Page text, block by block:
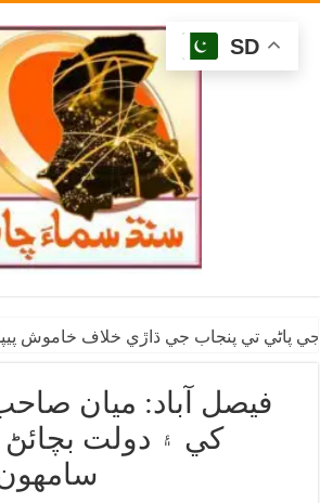
پاڻي تي پنجاب جي ڌاڙي خلاف خاموش
فيصل آباد: ميان
کي ۽ دولت بچائڻ
سامهون
SD